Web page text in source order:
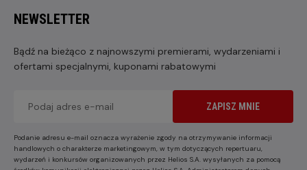
NEWSLETTER
Bądź na bieżąco z najnowszymi premierami, wydarzeniami i
ofertami specjalnymi, kuponami rabatowymi
ZAPISZ MNIE
Podanie adresu e-mail oznacza wyrażenie zgody na otrzymywanie informacji
handlowych o charakterze marketingowym, w tym dotyczących repertuaru,
wydarzeń i konkursów organizowanych przez Helios S.A. wysyłanych za pomocą